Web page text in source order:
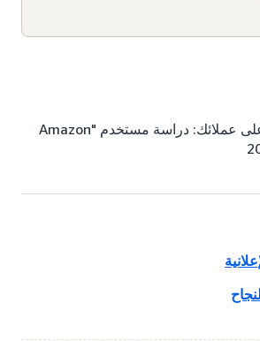
المصدر: "التعرف على عملائك: دراسة مستخدم Amazon"